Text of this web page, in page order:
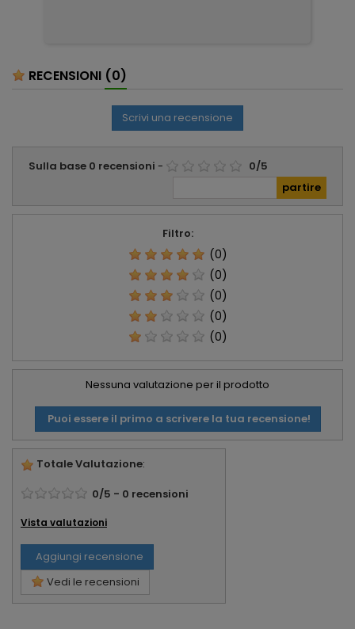
RECENSIONI (0)
Scrivi una recensione
Sulla base 0 recensioni - 0/5
Filtro:
(0)
(0)
(0)
(0)
(0)
Nessuna valutazione per il prodotto
Puoi essere il primo a scrivere la tua recensione!
Totale Valutazione:
0/5 - 0 recensioni
Vista valutazioni
Aggiungi recensione
Vedi le recensioni